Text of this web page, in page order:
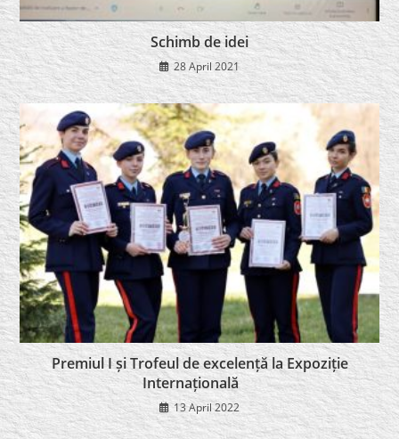
Schimb de idei
28 April 2021
Premiul I și Trofeul de excelență la Expoziție
Internațională
13 April 2022